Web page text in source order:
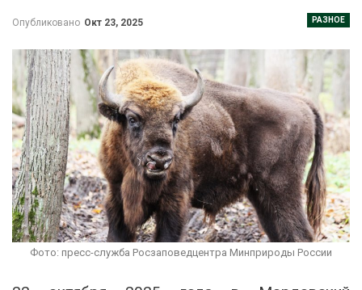
РАЗНОЕ
Опубликовано Окт 23, 2025
Фото: пресс-служба Росзаповедцентра Минприроды России